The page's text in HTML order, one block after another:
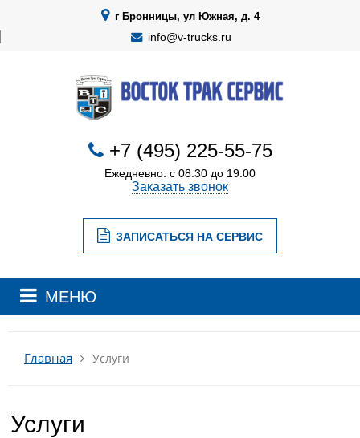
г Бронницы, ул Южная, д. 4
info@v-trucks.ru
+7 (495) 225-55-75
Ежедневно: с 08.30 до 19.00
Заказать звонок
ЗАПИСАТЬСЯ НА СЕРВИС
МЕНЮ
Главная Услуги
Услуги